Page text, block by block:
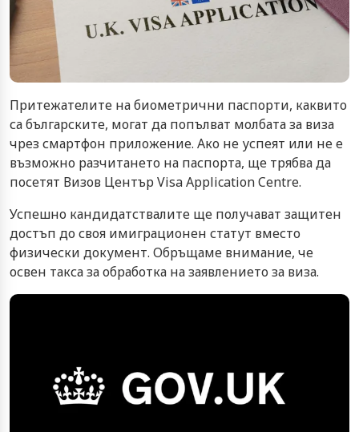
Притежателите на биометрични паспорти, каквито
са българските, могат да попълват молбата за виза
чрез смартфон приложение. Ако не успеят или не е
възможно разчитането на паспорта, ще трябва да
посетят Визов Център Visa Application Centre.
Успешно кандидатствалите ще получават защитен
достъп до своя имиграционен статут вместо
физически документ. Обръщаме внимание, че
освен такса за обработка на заявлението за виза.